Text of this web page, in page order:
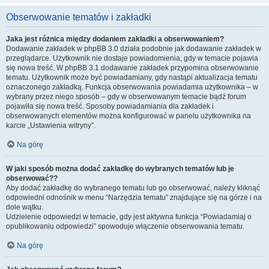
Obserwowanie tematów i zakładki
Jaka jest różnica między dodaniem zakładki a obserwowaniem?
Dodawanie zakładek w phpBB 3.0 działa podobnie jak dodawanie zakładek w
przeglądarce. Użytkownik nie dostaje powiadomienia, gdy w temacie pojawia
się nowa treść. W phpBB 3.1 dodawanie zakładek przypomina obserwowanie
tematu. Użytkownik może być powiadamiany, gdy nastąpi aktualizacja tematu
oznaczonego zakładką. Funkcja obserwowania powiadamia użytkownika – w
wybrany przez niego sposób – gdy w obserwowanym temacie bądź forum
pojawiła się nowa treść. Sposoby powiadamiania dla zakładek i
obserwowanych elementów można konfigurować w panelu użytkownika na
karcie „Ustawienia witryny”.
Na górę
W jaki sposób można dodać zakładkę do wybranych tematów lub je
obserwować??
Aby dodać zakładkę do wybranego tematu lub go obserwować, należy kliknąć
odpowiedni odnośnik w menu “Narzędzia tematu” znajdujące się na górze i na
dole wątku.
Udzielenie odpowiedzi w temacie, gdy jest aktywna funkcja “Powiadamiaj o
opublikowaniu odpowiedzi” spowoduje włączenie obserwowania tematu.
Na górę